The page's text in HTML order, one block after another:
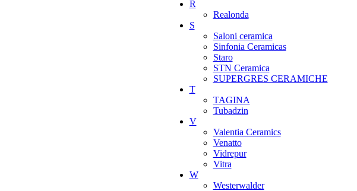
R
Realonda
S
Saloni ceramica
Sinfonia Ceramicas
Staro
STN Ceramica
SUPERGRES CERAMICHE
T
TAGINA
Tubadzin
V
Valentia Ceramics
Venatto
Vidrepur
Vitra
W
Westerwalder